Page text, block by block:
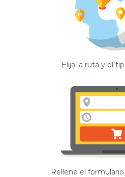
Elija la ruta y el
Rellene el